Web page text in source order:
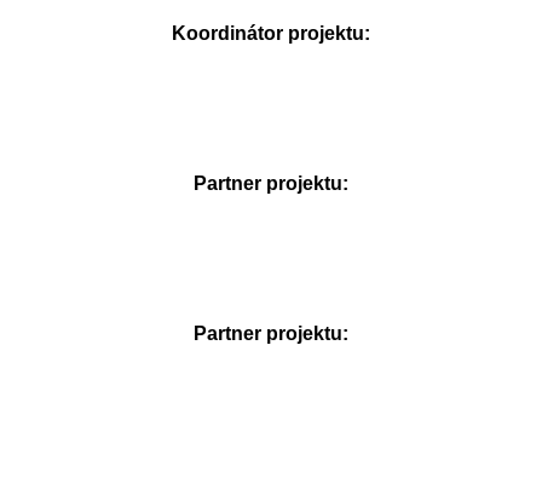
Koordinátor projektu:
Partner projektu:
Partner projektu: